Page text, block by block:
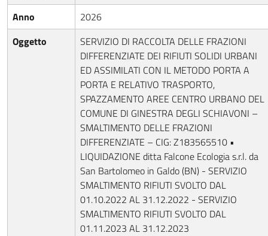
Anno
2026
Oggetto
SERVIZIO DI RACCOLTA DELLE FRAZIONI
DIFFERENZIATE DEI RIFIUTI SOLIDI URBANI
ED ASSIMILATI CON IL METODO PORTA A
PORTA E RELATIVO TRASPORTO,
SPAZZAMENTO AREE CENTRO URBANO DEL
COMUNE DI GINESTRA DEGLI SCHIAVONI –
SMALTIMENTO DELLE FRAZIONI
DIFFERENZIATE – CIG: Z183565510 •
LIQUIDAZIONE ditta Falcone Ecologia s.r.l. da
San Bartolomeo in Galdo (BN) - SERVIZIO
SMALTIMENTO RIFIUTI SVOLTO DAL
01.10.2022 AL 31.12.2022 - SERVIZIO
SMALTIMENTO RIFIUTI SVOLTO DAL
01.11.2023 AL 31.12.2023